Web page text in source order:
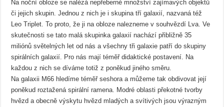
Na noční obloze se nalézá nepřeberné množství zajímavých objektů
či jejich skupin. Jednou z nich je i skupina tří galaxií, nazvaná též
Leo Triplet. To proto, že ji na obloze nalezneme v souhvězdí Lva. Ve
skutečnosti se tato malá skupinka galaxií nachází přibližně 35
miliónů světelných let od nás a všechny tři galaxie patří do skupiny
spirálních galaxií. Pro nás mají téměř didaktické postavení. Na
každou z nich se díváme totiž z poněkud jiného směru.
Na galaxii M66 hledíme téměř seshora a můžeme tak obdivovat její
poněkud roztažená spirální ramena. Modré oblasti překotné tvorby
hvězd a obecně výskytu hvězd mladých a svítivých jsou výrazným